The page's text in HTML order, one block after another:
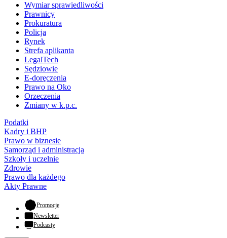
Wymiar sprawiedliwości
Prawnicy
Prokuratura
Policja
Rynek
Strefa aplikanta
LegalTech
Sędziowie
E-doręczenia
Prawo na Oko
Orzeczenia
Zmiany w k.p.c.
Podatki
Kadry i BHP
Prawo w biznesie
Samorząd i administracja
Szkoły i uczelnie
Zdrowie
Prawo dla każdego
Akty Prawne
Promocje- otwiera się w nowej karcie
Newsletter
Podcasty